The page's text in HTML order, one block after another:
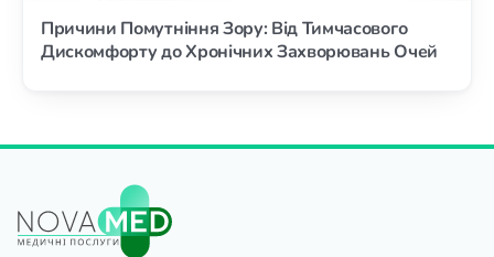
Причини Помутніння Зору: Від Тимчасового
Дискомфорту до Хронічних Захворювань Очей